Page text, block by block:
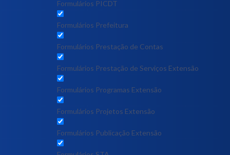
Formulários PICDT
Formulários Prefeitura
Formulários Prestação de Contas
Formulários Prestação de Serviços Extensão
Formulários Programas Extensão
Formulários Projetos Extensão
Formulários Publicação Extensão